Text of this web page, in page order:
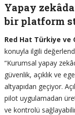
Yapay
bir platform
Red Hat Türkiye ve
konuyla ilgili
“Kurumsal yapay
güvenlik, açıklık ve
altyapıdan geçiyor.
pilot uygulamadan
ve kontrolü